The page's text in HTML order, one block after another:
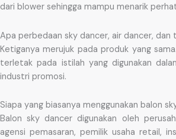
dari blower sehingga mampu menarik
Apa perbedaan sky dancer, air dancer, dan
Ketiganya merujuk pada produk yang
terletak pada istilah yang digunakan
industri promosi.
Siapa yang biasanya menggunakan balon
Balon sky dancer digunakan oleh
agensi pemasaran, pemilik usaha retail,